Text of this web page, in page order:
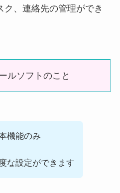
、連絡先の管理ができ
ルソフトのこと
機能のみ
な設定ができます